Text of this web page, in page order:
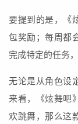
要提到的是，《
包奖励；每周都
完成特定的任务
无论是从角色设
来看，《炫舞吧
欢跳舞，那么这